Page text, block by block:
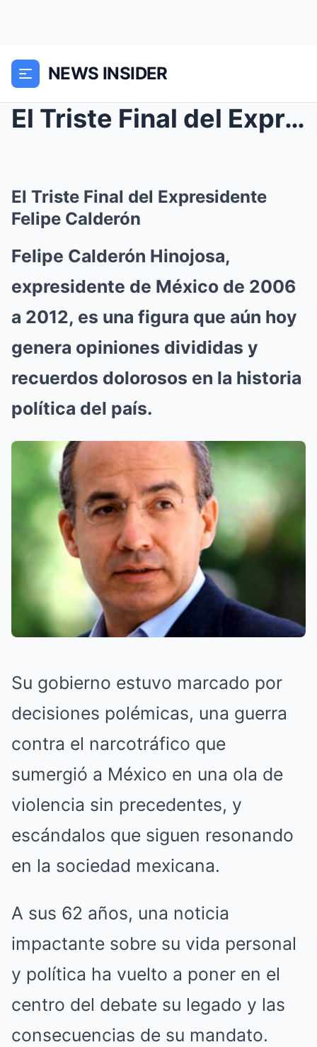
NEWS INSIDER
El Triste Final del Expresidente Felipe Calderón
El Triste Final del Expresidente
Felipe Calderón
Felipe Calderón Hinojosa,
expresidente de México de 2006
a 2012, es una figura que aún hoy
genera opiniones divididas y
recuerdos dolorosos en la historia
política del país.
Su gobierno estuvo marcado por
decisiones polémicas, una guerra
contra el narcotráfico que
sumergió a México en una ola de
violencia sin precedentes, y
escándalos que siguen resonando
en la sociedad mexicana.
A sus 62 años, una noticia
impactante sobre su vida personal
y política ha vuelto a poner en el
centro del debate su legado y las
consecuencias de su mandato.